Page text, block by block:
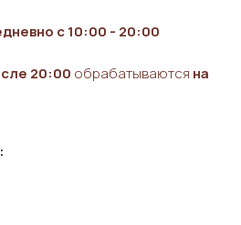
с 10:00 - 20:00
20:00 обрабатываются на